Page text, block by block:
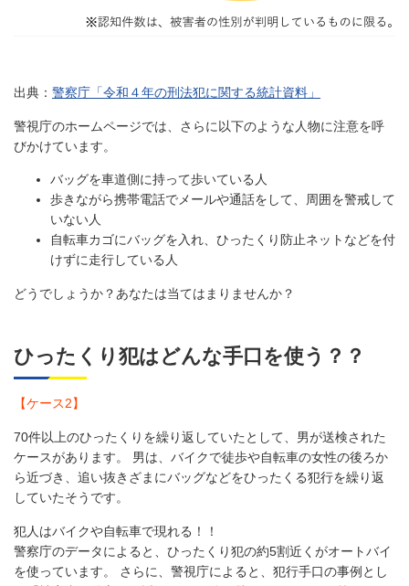
出典： 警察庁「令和４年の刑法犯に関する統計資料」
警視庁のホームページでは、さらに以下のような人物に注意を呼
びかけています。
バッグを車道側に持って歩いている人
歩きながら携帯電話でメールや通話をして、周囲を警戒して
いない人
自転車カゴにバッグを入れ、ひったくり防止ネットなどを付
けずに走行している人
どうでしょうか？あなたは当てはまりませんか？
ひったくり犯はどんな手口を使う？？
【ケース2】
70件以上のひったくりを繰り返していたとして、男が送検された
ケースがあります。 男は、バイクで徒歩や自転車の女性の後ろか
ら近づき、追い抜きざまにバッグなどをひったくる犯行を繰り返
していたそうです。
犯人はバイクや自転車で現れる！！
警察庁のデータによると、ひったくり犯の約5割近くがオートバイ
を使っています。 さらに、警視庁によると、犯行手口の事例とし